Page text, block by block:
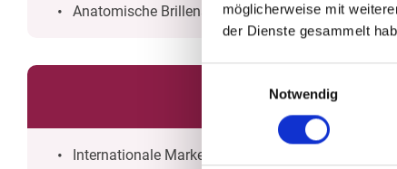
möglicherweise mit
der Dienste gesammelt
Notwendig
Anatomische Brillenanpassung
Internationale Marken und Designer